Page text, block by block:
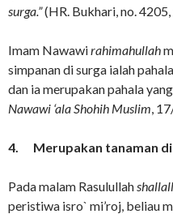
surga.”(HR. Bukhari, no.
Imam Nawawirahimahullah
simpanan di surga ialah
dan ia merupakan pahala
Nawawi ‘ala Shohih Muslim,
4. Merupakan tanaman
Pada malam Rasulullah
peristiwa isro` mi’roj, beliau